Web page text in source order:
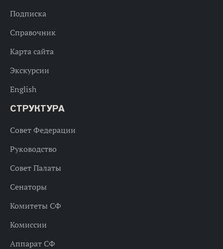
Подписка
Справочник
Карта сайта
Экскурсии
English
СТРУКТУРА
Совет Федерации
Руководство
Совет Палаты
Сенаторы
Комитеты СФ
Комиссии
Аппарат СФ